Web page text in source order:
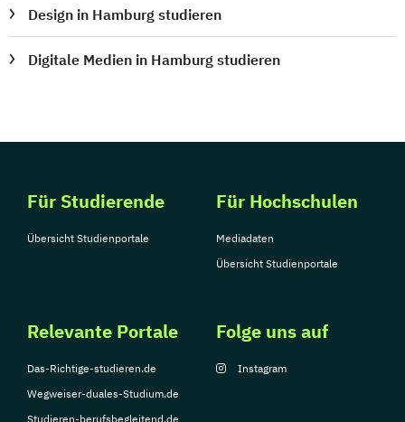
Design in Hamburg studieren
Digitale Medien in Hamburg studieren
Für Studierende
Übersicht Studienportale
Für Hochschulen
Mediadaten
Übersicht Studienportale
Relevante Portale
Das-Richtige-studieren.de
Wegweiser-duales-Studium.de
Studieren-berufsbegleitend.de
Folge uns auf
Instagram